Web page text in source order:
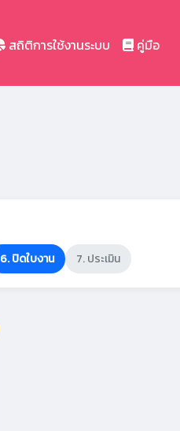
สถิติการใช้งานระบบ คู่มือ
6. ปิดใบงาน 7. ประเมิน